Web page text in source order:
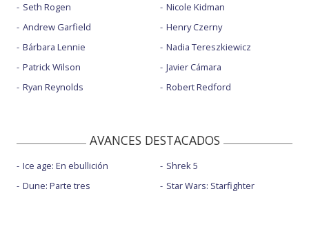
Seth Rogen
Andrew Garfield
Bárbara Lennie
Patrick Wilson
Ryan Reynolds
Nicole Kidman
Henry Czerny
Nadia Tereszkiewicz
Javier Cámara
Robert Redford
AVANCES DESTACADOS
Ice age: En ebullición
Dune: Parte tres
Shrek 5
Star Wars: Starfighter